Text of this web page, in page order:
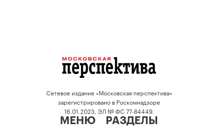
Сетевое издание «Московская перспектива»
зарегистрировано в Роскомнадзоре
16.01.2023, ЭЛ № ФС 77-84449.
МЕНЮ РАЗДЕЛЫ